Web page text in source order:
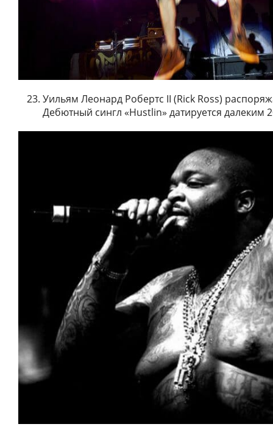
Уильям Леонард Робертс II (Rick Ross)
Дебютный сингл «Hustlin» датируется далеким